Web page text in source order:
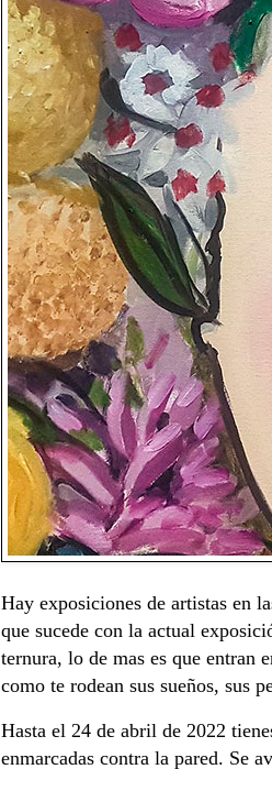
Hay exposiciones de artistas en
que sucede con la actual
ternura, lo de mas es que entran
como te rodean sus sueños, sus
Hasta el 24 de abril de 2022
enmarcadas contra la pared. Se